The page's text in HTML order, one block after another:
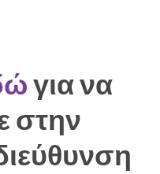
για να
στην